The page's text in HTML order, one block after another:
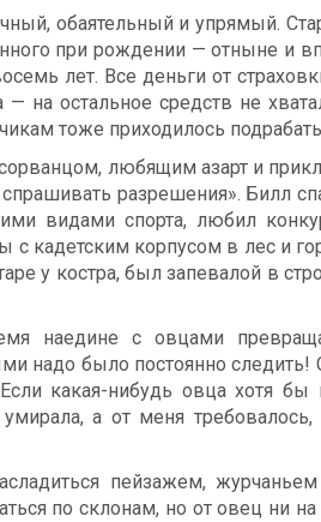
обаятельный и упрямый.
при рождении — отныне и
лет. Все деньги от
на остальное средств не
тоже приходилось
любящим азарт и
разрешения». Билл
видами спорта, любил
с кадетским корпусом в лес и
у костра, был запевалой в
наедине с овцами
надо было постоянно следить!
какая-нибудь овца хотя бы
а от меня требовалось,
пейзажем,
по склонам, но от овец ни на